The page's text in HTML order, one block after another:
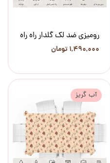
رومیزی ضد لک گلدار راه راه
۱,۴۹۰,۰۰۰ تومان
آب گریز